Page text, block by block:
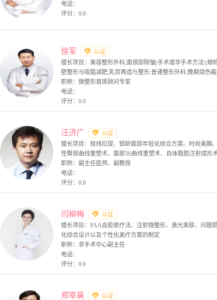
电话：
评分：0.0
徐军
擅长项目：美容整形外科;面颈部除皱(手术或非手术方法);眼
壁整形与吸脂减肥;乳房再造与整形;普通整形外科;晚期烧伤
职称：微整形首席顾问专家
电话：
评分：0.0
汪济广
擅长项目：极线拉提、锁龄面部年轻化综合方案、时尚美胸
性臀部曲线重塑术、面部3S曲线重塑术、自体脂肪注射成形
职称：副主任医师、副教授
电话：
评分：0.0
闫柳梅
擅长项目：PAA血胶原疗法、注射微整形、激光美肤、问题
化综合设计以及个性化美疗方案的制定
职称：非手术中心副主任
电话：
评分：0.0
郑宰昊